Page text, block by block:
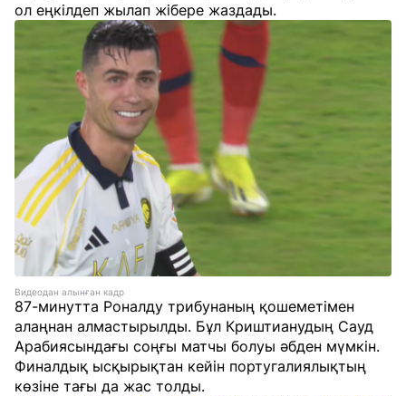
ол еңкілдеп жылап жібере жаздады.
Видеодан алынған кадр
87-минутта Роналду трибунаның қошеметімен
алаңнан алмастырылды. Бұл Криштианудың Сауд
Арабиясындағы соңғы матчы болуы әбден мүмкін.
Финалдық ысқырықтан кейін португалиялықтың
көзіне тағы да жас толды.